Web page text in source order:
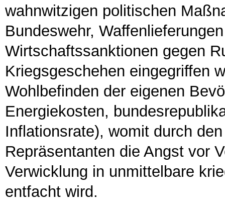
wahnwitzigen politischen
Bundeswehr,
Wirtschaftssanktionen gegen
Kriegsgeschehen eingegriffen
Wohlbefinden der eigenen
Energiekosten,
Inflationsrate), womit durch
Repräsentanten die Angst vor
Verwicklung in unmittelbare
entfacht wird.